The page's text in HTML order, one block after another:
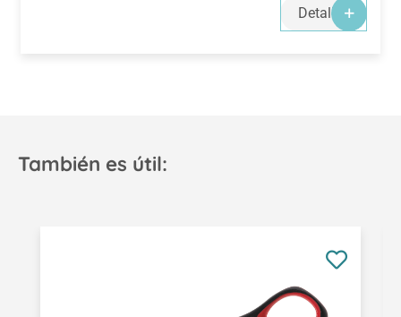
Detalles
También es útil: